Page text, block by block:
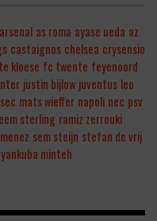
arsenal as roma ayase ueda az
castaignos chelsea crysensio
kloese fc twente feyenoord
justin bijlow juventus leo
mats wieffer napoli nec psv
sterling ramiz zerrouki
sem steijn stefan de vrij
yankuba minteh